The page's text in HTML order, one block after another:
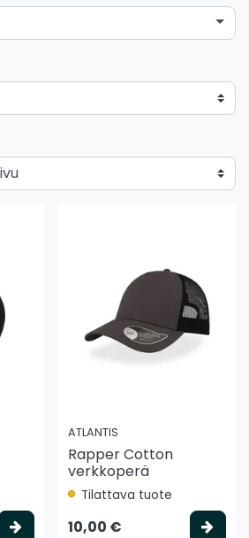
Valitse vaihtoehto
ATLANTIS
Rapper Cotton
verkkoperä
Tilattava tuote
10,00 €